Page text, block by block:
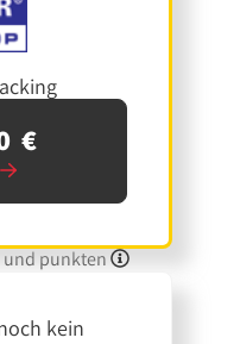
€
und punkten
kein